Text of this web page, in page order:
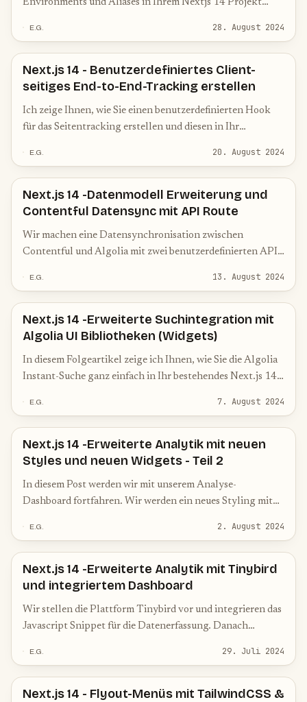
Environments und Aliases in Ihrem Nextjs 14 Projekt
E.G. 28. August 2024
Next.js 14 - Benutzerdefiniertes Client-
seitiges End-to-End-Tracking erstellen
Ich zeige Ihnen, wie Sie einen benutzerdefinierten Hook
für das Seitentracking erstellen und diesen in Ihr
E.G. 20. August 2024
Next.js 14 -Datenmodell Erweiterung und
Contentful Datensync mit API Route
Wir machen eine Datensynchronisation zwischen
Contentful und Algolia mit zwei benutzerdefinierten API-
E.G. 13. August 2024
Next.js 14 -Erweiterte Suchintegration mit
Algolia UI Bibliotheken (Widgets)
In diesem Folgeartikel zeige ich Ihnen, wie Sie die Algolia
Instant-Suche ganz einfach in Ihr bestehendes Next.js 14-
E.G. 7. August 2024
Next.js 14 -Erweiterte Analytik mit neuen
Styles und neuen Widgets - Teil 2
In diesem Post werden wir mit unserem Analyse-
Dashboard fortfahren. Wir werden ein neues Styling mit
E.G. 2. August 2024
Next.js 14 -Erweiterte Analytik mit Tinybird
und integriertem Dashboard
Wir stellen die Plattform Tinybird vor und integrieren das
Javascript Snippet für die Datenerfassung. Danach
E.G. 29. Juli 2024
Next.js 14 - Flyout-Menüs mit TailwindCSS &